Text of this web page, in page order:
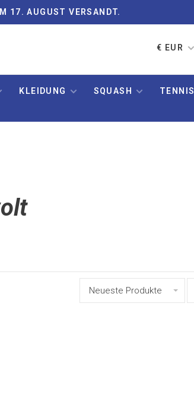
17. AUGUST VERSANDT.
€ EUR
KLEIDUNG SQUASH TENNIS
Neueste Produkte